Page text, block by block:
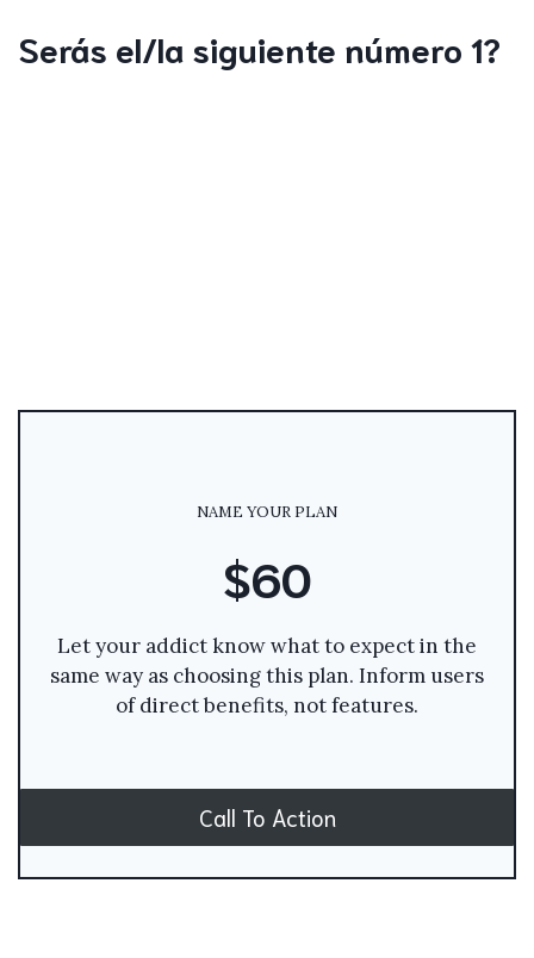
Serás el/la siguiente número 1?
NAME YOUR PLAN
$60
Let your addict know what to expect in the
same way as choosing this plan. Inform users
of direct benefits, not features.
Call To Action